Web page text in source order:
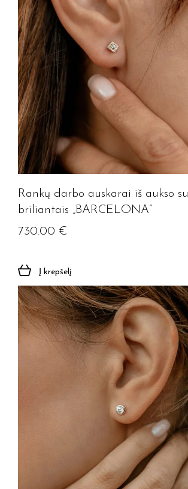
Rankų darbo auskarai iš aukso su
briliantais „BARCELONA”
730.00 €
Į krepšelį